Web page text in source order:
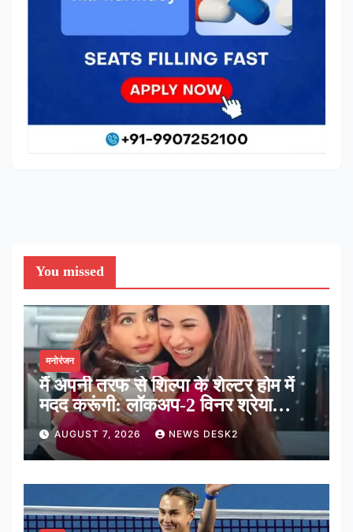
You missed
मनोरंजन
मैं अपनी तरफ से शिल्पा के शेल्टर होम में
मदद करूंगी: लॉकअप-2 विनर श्रेया
कालरा
AUGUST 7, 2026 NEWS DESK2